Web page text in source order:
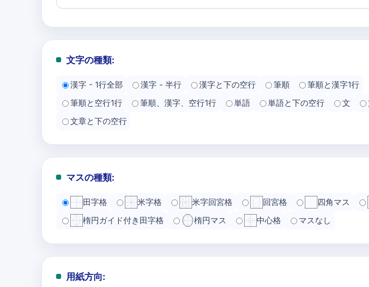
文字の種類:
漢字 - 1行全部 漢字 - 半行 漢字と下の空行 筆順
筆順と漢字1行
筆順と空行1行
筆順、漢字、空行1行 単語 単語と下の空行 文
文章と下の空行
マスの種類:
田字格 米字格 米字回宮格 回宮格 四角マス
楕円ガイド付き田字格
楕円マス 中心格 マスなし
用紙方向: